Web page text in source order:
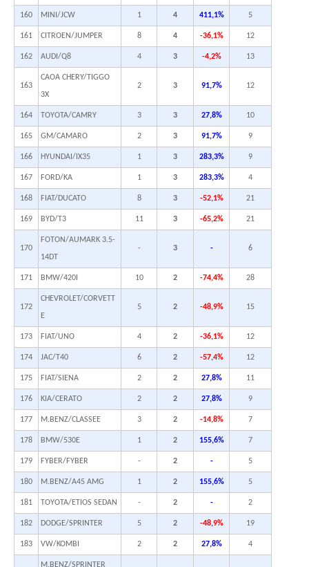
160 MINI/JCW 1 4 411,1% 5
161 CITROEN/JUMPER 8 4 -36,1% 12
162 AUDI/Q8 4 3 -4,2% 13
163
CAOA CHERY/TIGGO
3X
2 3 91,7% 12
164 TOYOTA/CAMRY 3 3 27,8% 10
165 GM/CAMARO 2 3 91,7% 9
166 HYUNDAI/IX35 1 3 283,3% 9
167 FORD/KA 1 3 283,3% 4
168 FIAT/DUCATO 8 3 -52,1% 21
169 BYD/T3 11 3 -65,2% 21
170
FOTON/AUMARK 3.5-
14DT
- 3 - 6
171 BMW/420I 10 2 -74,4% 28
172
CHEVROLET/CORVETT
E
5 2 -48,9% 15
173 FIAT/UNO 4 2 -36,1% 12
174 JAC/T40 6 2 -57,4% 12
175 FIAT/SIENA 2 2 27,8% 11
176 KIA/CERATO 2 2 27,8% 9
177 M.BENZ/CLASSEE 3 2 -14,8% 7
178 BMW/530E 1 2 155,6% 7
179 FYBER/FYBER - 2 - 5
180 M.BENZ/A45 AMG 1 2 155,6% 5
181 TOYOTA/ETIOS SEDAN - 2 - 2
182 DODGE/SPRINTER 5 2 -48,9% 19
183 VW/KOMBI 2 2 27,8% 4
M.BENZ/SPRINTER